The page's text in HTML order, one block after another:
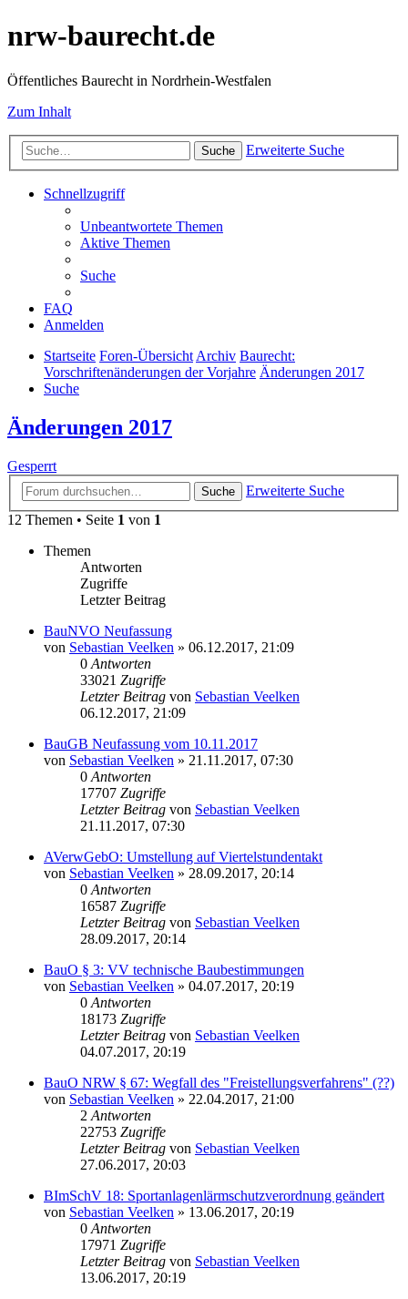
nrw-baurecht.de
Öffentliches Baurecht in Nordrhein-Westfalen
Zum Inhalt
Suche Erweiterte Suche
Schnellzugriff
Unbeantwortete Themen
Aktive Themen
Suche
FAQ
Anmelden
Startseite Foren-ÜbersichtArchiv Baurecht:
Vorschriftenänderungen der Vorjahre Änderungen 2017
Suche
Änderungen 2017
Gesperrt
Suche
Erweiterte Suche
12 Themen • Seite 1 von 1
Themen
Antworten
Zugriffe
Letzter Beitrag
BauNVO Neufassung
von Sebastian Veelken » 06.12.2017, 21:09
0 Antworten
33021 Zugriffe
Letzter Beitrag von Sebastian Veelken
06.12.2017, 21:09
BauGB Neufassung vom 10.11.2017
von Sebastian Veelken » 21.11.2017, 07:30
0 Antworten
17707 Zugriffe
Letzter Beitrag von Sebastian Veelken
21.11.2017, 07:30
AVerwGebO: Umstellung auf Viertelstundentakt
von Sebastian Veelken » 28.09.2017, 20:14
0 Antworten
16587 Zugriffe
Letzter Beitrag von Sebastian Veelken
28.09.2017, 20:14
BauO § 3: VV technische Baubestimmungen
von Sebastian Veelken » 04.07.2017, 20:19
0 Antworten
18173 Zugriffe
Letzter Beitrag von Sebastian Veelken
04.07.2017, 20:19
BauO NRW § 67: Wegfall des "Freistellungsverfahrens" (??)
von Sebastian Veelken » 22.04.2017, 21:00
2 Antworten
22753 Zugriffe
Letzter Beitrag von Sebastian Veelken
27.06.2017, 20:03
BImSchV 18: Sportanlagenlärmschutzverordnung geändert
von Sebastian Veelken » 13.06.2017, 20:19
0 Antworten
17971 Zugriffe
Letzter Beitrag von Sebastian Veelken
13.06.2017, 20:19